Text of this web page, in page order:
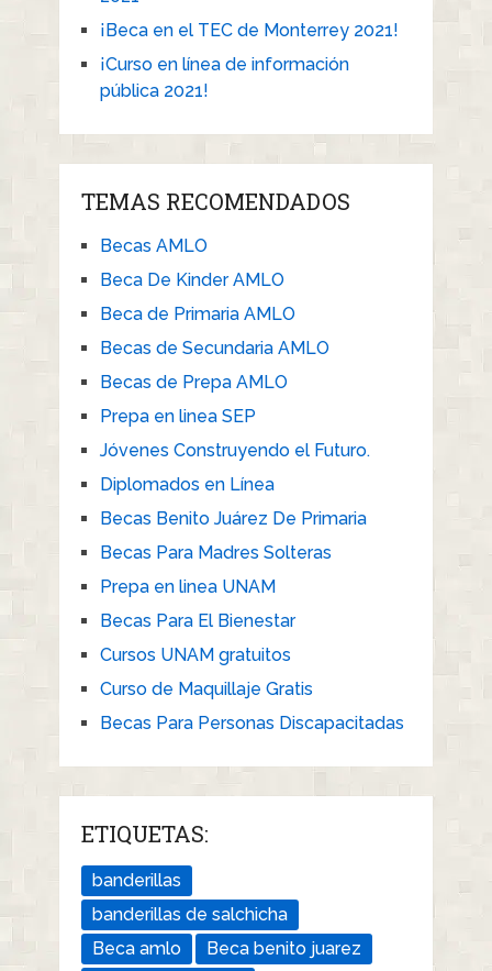
¡Beca en el TEC de Monterrey 2021!
¡Curso en línea de información
pública 2021!
TEMAS RECOMENDADOS
Becas AMLO
Beca De Kinder AMLO
Beca de Primaria AMLO
Becas de Secundaria AMLO
Becas de Prepa AMLO
Prepa en linea SEP
Jóvenes Construyendo el Futuro.
Diplomados en Línea
Becas Benito Juárez De Primaria
Becas Para Madres Solteras
Prepa en linea UNAM
Becas Para El Bienestar
Cursos UNAM gratuitos
Curso de Maquillaje Gratis
Becas Para Personas Discapacitadas
ETIQUETAS:
banderillas
banderillas de salchicha
Beca amlo
Beca benito juarez